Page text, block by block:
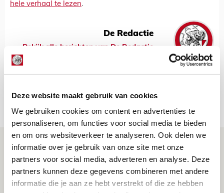
Deze website maakt gebruik van cookies
We gebruiken cookies om content en advertenties te
personaliseren, om functies voor social media te bieden
en om ons websiteverkeer te analyseren. Ook delen we
informatie over je gebruik van onze site met onze
partners voor social media, adverteren en analyse. Deze
partners kunnen deze gegevens combineren met andere
informatie die je aan ze hebt verstrekt of die ze hebben
hele verhaal te lezen.
De Redactie
Bekijk alle berichten van De Redactie
Drie dingen die je moet weten over PEC
Zwolle - Ajax
08 AUGUSTUS 2026 - 12:32
NIEUWS